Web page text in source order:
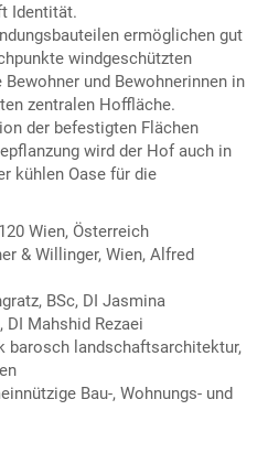
Identität.
ermöglichen gut
windgeschützten
und Bewohnerinnen in
zentralen Hoffläche.
der befestigten Flächen
wird der Hof auch in
kühlen Oase für die
Wien, Österreich
& Willinger, Wien, Alfred
BSc, DI Jasmina
Mahshid Rezaei
barosch landschaftsarchitektur,
Bau-, Wohnungs- und